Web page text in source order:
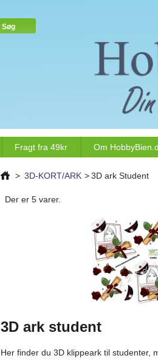
Fragt fra 49kr Om
> 3D-KORT/ARK >3D ark Student
Der er 5 varer.
3D ark student
Her finder du 3D klippeark til studenter,